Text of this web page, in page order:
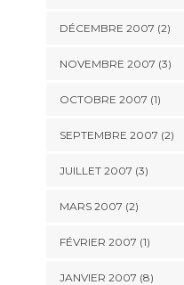
DÉCEMBRE 2007 (2)
NOVEMBRE 2007 (3)
OCTOBRE 2007 (1)
SEPTEMBRE 2007 (2)
JUILLET 2007 (3)
MARS 2007 (2)
FÉVRIER 2007 (1)
JANVIER 2007 (8)